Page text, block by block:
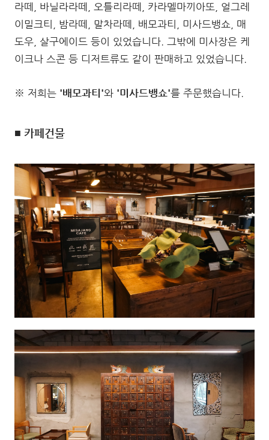
라떼, 바닐라라떼, 오틀리라떼, 카라멜마끼아또, 얼그레
이밀크티, 밤라떼, 말차라떼, 배모과티, 미사드뱅쇼, 매
도우, 살구에이드 등이 있었습니다. 그밖에 미사장은 케
이크나 스콘 등 디저트류도 같이 판매하고 있었습니다.
※ 저희는 '배모과티'와 '미사드뱅쇼'를 주문했습니다.
■ 카페건물